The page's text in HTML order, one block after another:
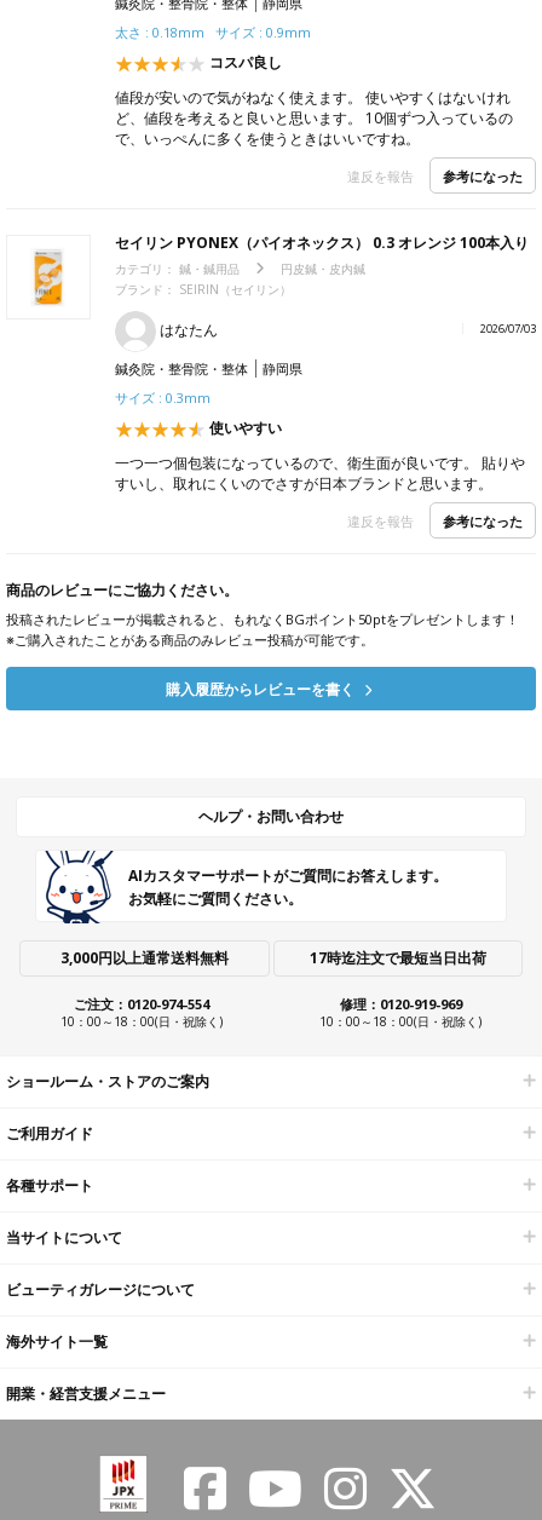
太さ : 0.18mm サイズ : 0.9mm
コスパ良し
値段が安いので気がねなく使えます。 使いやすくはないけれ
ど、値段を考えると良いと思います。 10個ずつ入っているの
で、いっぺんに多くを使うときはいいですね。
違反を報告 参考になった
セイリン PYONEX（パイオネックス） 0.3 オレンジ 100本入り
カテゴリ： 鍼・鍼用品
円皮鍼・皮内鍼
ブランド： SEIRIN（セイリン）
はなたん 2026/07/03
鍼灸院・整骨院・整体
静岡県
サイズ : 0.3mm
使いやすい
一つ一つ個包装になっているので、衛生面が良いです。 貼りや
すいし、取れにくいのでさすが日本ブランドと思います。
違反を報告 参考になった
商品のレビューにご協力ください。
投稿されたレビューが掲載されると、もれなくBGポイント50ptをプレゼントします！
※ご購入されたことがある商品のみレビュー投稿が可能です。
購入履歴からレビューを書く
ヘルプ・お問い合わせ
AIカスタマーサポートがご質問にお答えします。
お気軽にご質問ください。
3,000円以上通常送料無料 17時迄注文で最短当日出荷
ご注文：0120-974-554
10：00～18：00(日・祝除く)
修理：0120-919-969
10：00～18：00(日・祝除く)
ショールーム・ストアのご案内
ご利用ガイド
各種サポート
当サイトについて
ビューティガレージについて
海外サイト一覧
開業・経営支援メニュー